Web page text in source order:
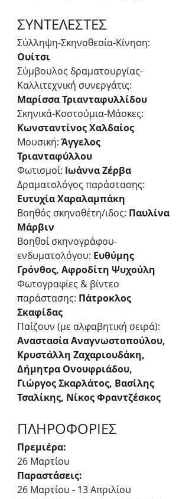
ΣΥΝΤΕΛΕΣΤΕΣ
Σύλληψη-Σκηνοθεσία-Κίνηση:
Ουίτσι
Σύμβουλος δραματουργίας-
Καλλιτεχνική συνεργάτις:
Μαρίσσα Τριανταφυλλίδου
Σκηνικά-Κοστούμια-Μάσκες:
Κωνσταντίνος Χαλδαίος
Μουσική: Άγγελος
Τριανταφύλλου
Φωτισμοί: Ιωάννα Ζέρβα
Δραματολόγος παράστασης:
Ευτυχία Χαραλαμπάκη
Βοηθός σκηνοθέτη/ιδος: Παυλίνα
Μάρβιν
Βοηθοί σκηνογράφου-
ενδυματολόγου: Ευθύμης
Γρόνθος, Αφροδίτη Ψυχούλη
Φωτογραφίες & βίντεο
παράστασης: Πάτροκλος
Σκαφίδας
Παίζουν (με αλφαβητική σειρά):
Αναστασία Αναγνωστοπούλου,
Κρυστάλλη Ζαχαριουδάκη,
Δήμητρα Ονουφριάδου,
Γιώργος Σκαρλάτος, Βασίλης
Τσαλίκης, Νίκος Φραντζέσκος
ΠΛΗΡΟΦΟΡΙΕΣ
Πρεμιέρα:
26 Μαρτίου
Παραστάσεις:
26 Μαρτίου - 13 Απριλίου